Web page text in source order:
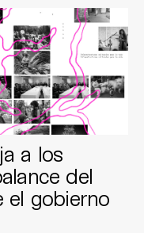
a los
del
el gobierno